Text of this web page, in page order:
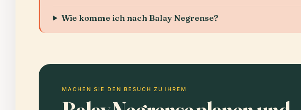
Wie komme ich nach Balay Negrense?
MACHEN SIE DEN BESUCH ZU IHREM